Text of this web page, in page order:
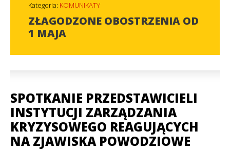
Kategoria: KOMUNIKATY
ZŁAGODZONE OBOSTRZENIA OD
1 MAJA
SPOTKANIE PRZEDSTAWICIELI
INSTYTUCJI ZARZĄDZANIA
KRYZYSOWEGO REAGUJĄCYCH
NA ZJAWISKA POWODZIOWE